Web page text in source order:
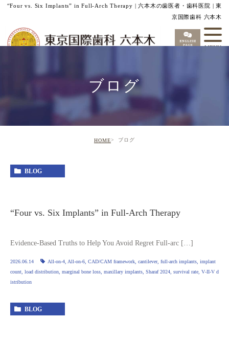
“Four vs. Six Implants” in Full‑Arch Therapy | 六本木の歯医者・歯科医院 | 東
京国際歯科 六本木
ブログ
HOME ブログ
BLOG
“Four vs. Six Implants” in Full‑Arch Therapy
Evidence‑Based Truths to Help You Avoid Regret Full‑arc […]
2026.06.14 All‑on‑4 All‑on‑6 CAD/CAM framework cantilever, full‑arch implants implant
count load distribution marginal bone loss maxillary implants Sharaf 2024 survival rate V‑II‑V d
istribution
BLOG